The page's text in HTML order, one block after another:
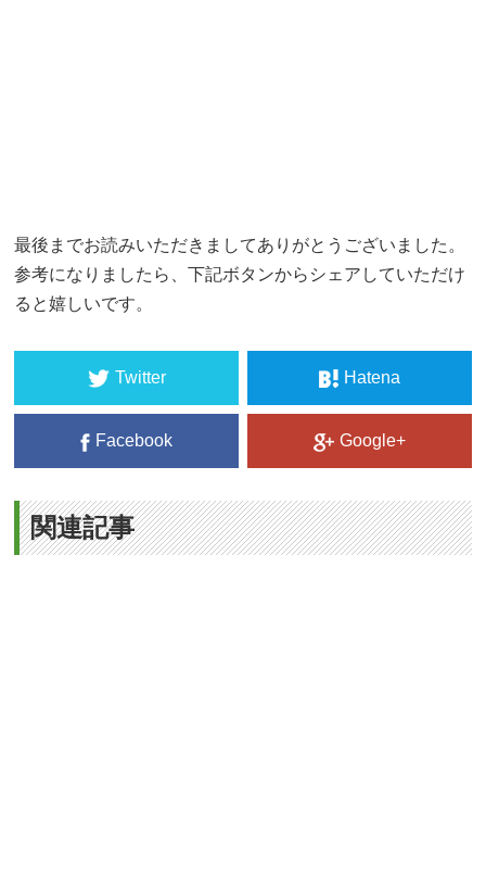
最後までお読みいただきましてありがとうございました。
参考になりましたら、下記ボタンからシェアしていただけ
ると嬉しいです。
Twitter Hatena
Facebook Google+
関連記事